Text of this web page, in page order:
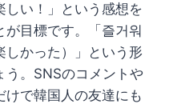
しい！」という感想を
目標です。「즐거워
しかった）」という形
う。SNSのコメントや
けで韓国人の友達にも